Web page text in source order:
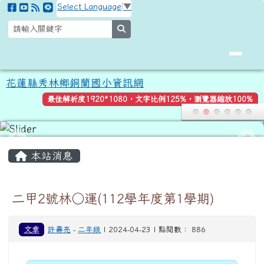
跳至主內容區
花蓮縣秀林鄉銅蘭國小資訊網
Select Language ▼
花蓮縣秀林鄉銅蘭國小資訊網
最佳解析度1920*1080，文字比例125%，瀏覽器縮放100%
本站消息
二甲2號林○運(112學年度第1學期)
文章 許壽亮 -二年級 | 2024-04-23 | 點閱數： 886